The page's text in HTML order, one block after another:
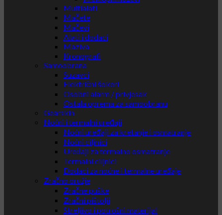
Multialati
Mačete
Mačevi
Alati i dodaci
Maziva
Kronografi
Samoobrana
Suzavci
Električni šokeri
Osobni alarm / privjesak
Ostala oprema za samoobranu
Gearskin
Noćni i termalni uređaji
Noćni uređaji za kretanje i osmatranje
Noćni ciljnici
Uređaji za termalno osmatranje
Termalni ciljnici
Dodaci za noćne i termalne uređaje
Zračno oružje
Zračne puške
Zračni pištolji
Streljivo i potrošni materijal